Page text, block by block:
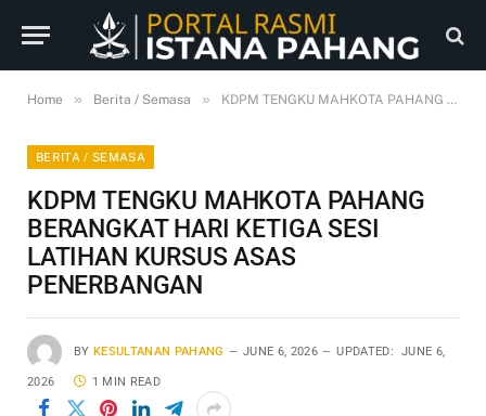
Home » Berita / Semasa » KDPM TENGKU MAHKOTA PAHANG BERANGKAT HARI KETIGA SESI LATIHAN KURSUS ASAS PENERBANGAN
BERITA / SEMASA
KDPM TENGKU MAHKOTA PAHANG
BERANGKAT HARI KETIGA SESI
LATIHAN KURSUS ASAS
PENERBANGAN
BY KESULTANAN PAHANG JUNE 6, 2026 UPDATED: JUNE 6,
2026 1 MIN READ